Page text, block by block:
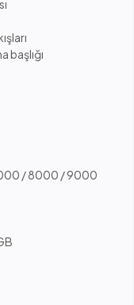
başlığı
/ 8000 / 9000